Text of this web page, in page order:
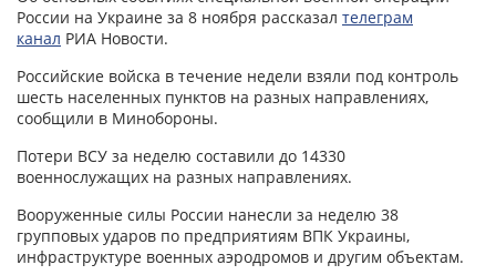
России на Украине за 8 ноября рассказал телеграм
канал РИА Новости.
Российские войска в течение недели взяли под контроль
шесть населенных пунктов на разных направлениях,
сообщили в Минобороны.
Потери ВСУ за неделю составили до 14330
военнослужащих на разных направлениях.
Вооруженные силы России нанесли за неделю 38
групповых ударов по предприятиям ВПК Украины,
инфраструктуре военных аэродромов и другим объектам.